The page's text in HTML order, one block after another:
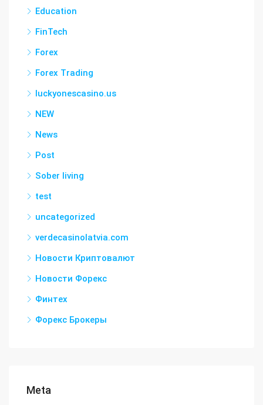
Education
FinTech
Forex
Forex Trading
luckyonescasino.us
NEW
News
Post
Sober living
test
uncategorized
verdecasinolatvia.com
Новости Криптовалют
Новости Форекс
Финтех
Форекс Брокеры
Meta